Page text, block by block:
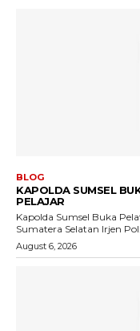
BLOG
KAPOLDA SUMSEL
PELAJAR
Kapolda Sumsel Buka
Sumatera Selatan Irjen
August 6, 2026